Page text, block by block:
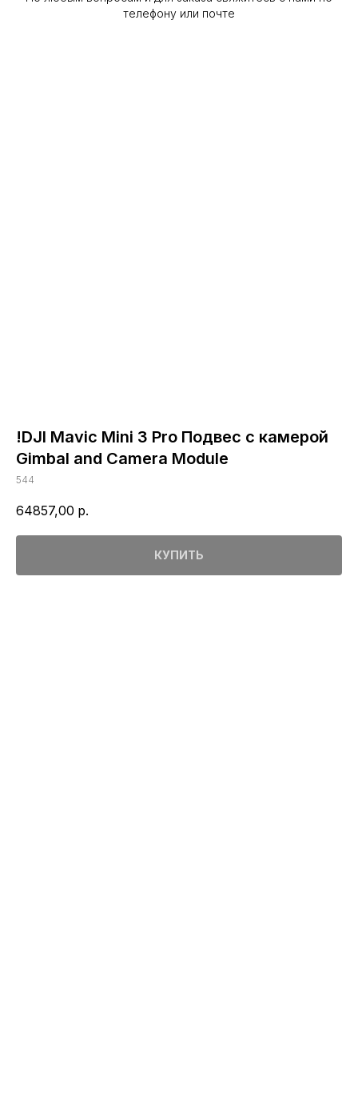
телефону или почте
!DJI Mavic Mini 3 Pro Подвес с камерой
Gimbal and Camera Module
544
64857,00 р.
КУПИТЬ